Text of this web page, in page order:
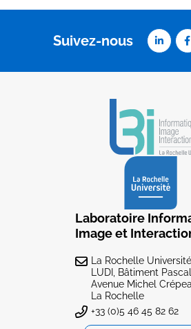
Suivez-nous
Laboratoire
Image et
La Rochelle
LUDI, Bâtiment Pascal
Avenue Michel
La Rochelle
+33 (0)5 46 45 82 62